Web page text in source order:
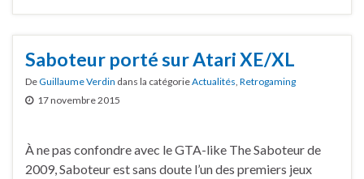
Saboteur porté sur Atari XE/XL
DeGuillaume Verdin dans la catégorieActualités Retrogaming
17 novembre 2015
À ne pas confondre avec le GTA-like The Saboteur de
2009, Saboteur est sans doute l’un des premiers jeux